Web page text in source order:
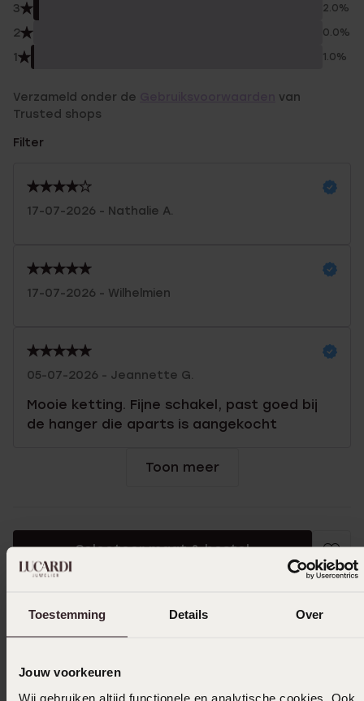
Toestemming Details Over
Jouw voorkeuren
Wij gebruiken altijd functionele en analytische cookies. Ook
3 2.0%
2 0.0%
1 1.0%
Verzameld onder de
van
Trusted shops
Filter
17-07-2026 - Nathalie A.
17-07-2026 - Wilhelmien
05-07-2026 - Jeannette G.
Mooie ketting. Fijne schakel, past goed bij
de hanger die aparts is aangekocht
Toon meer
Selecteer maat & bestel